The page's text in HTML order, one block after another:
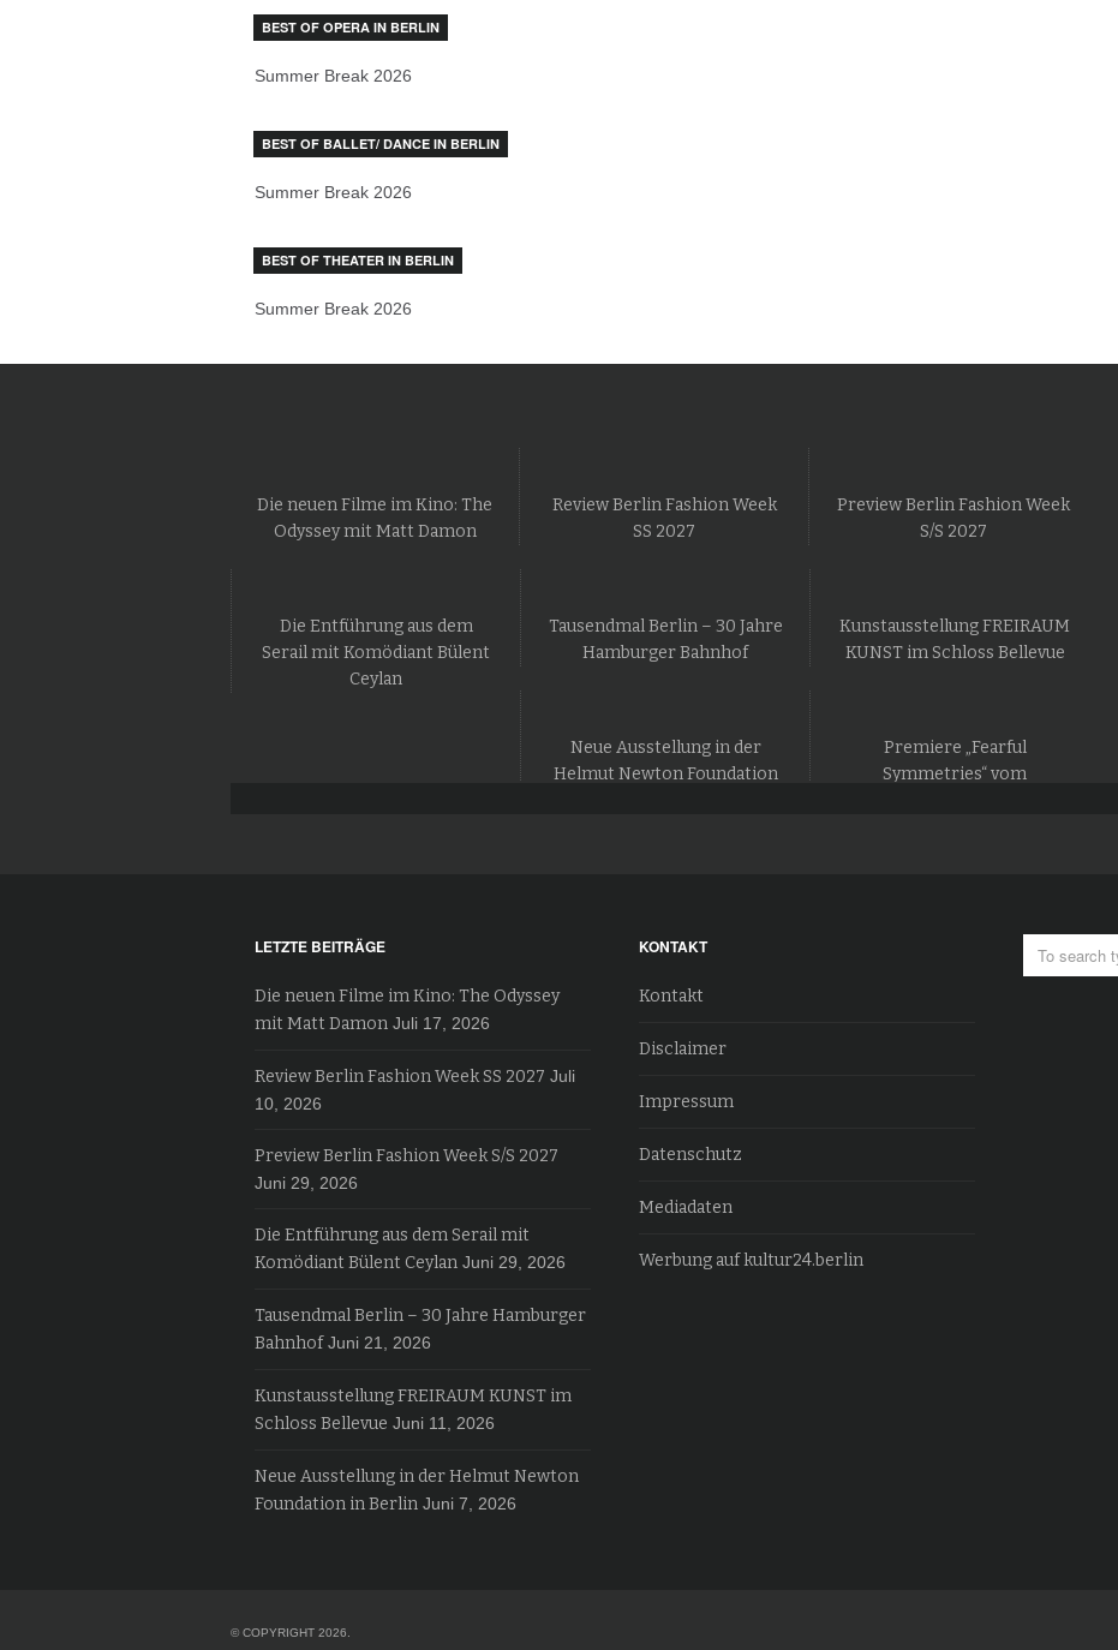
BEST OF OPERA IN BERLIN
Summer Break 2026
BEST OF BALLET/ DANCE IN BERLIN
Summer Break 2026
BEST OF THEATER IN BERLIN
Summer Break 2026
Die neuen Filme im Kino: The
Odyssey mit Matt Damon
Review Berlin Fashion Week
SS 2027
Preview Berlin Fashion Week
S/S 2027
Die Entführung aus dem
Serail mit Komödiant Bülent
Ceylan
Tausendmal Berlin – 30 Jahre
Hamburger Bahnhof
Kunstausstellung FREIRAUM
KUNST im Schloss Bellevue
Neue Ausstellung in der
Helmut Newton Foundation
Premiere „Fearful
Symmetries“ vom
LETZTE BEITRÄGE
Die neuen Filme im Kino: The Odyssey
mit Matt Damon Juli 17, 2026
Review Berlin Fashion Week SS 2027 Juli
10, 2026
Preview Berlin Fashion Week S/S 2027
Juni 29, 2026
Die Entführung aus dem Serail mit
Komödiant Bülent Ceylan Juni 29, 2026
Tausendmal Berlin – 30 Jahre Hamburger
Bahnhof Juni 21, 2026
Kunstausstellung FREIRAUM KUNST im
Schloss Bellevue Juni 11, 2026
Neue Ausstellung in der Helmut Newton
Foundation in Berlin Juni 7, 2026
KONTAKT
Kontakt
Disclaimer
Impressum
Datenschutz
Mediadaten
Werbung auf kultur24.berlin
© COPYRIGHT 2026.